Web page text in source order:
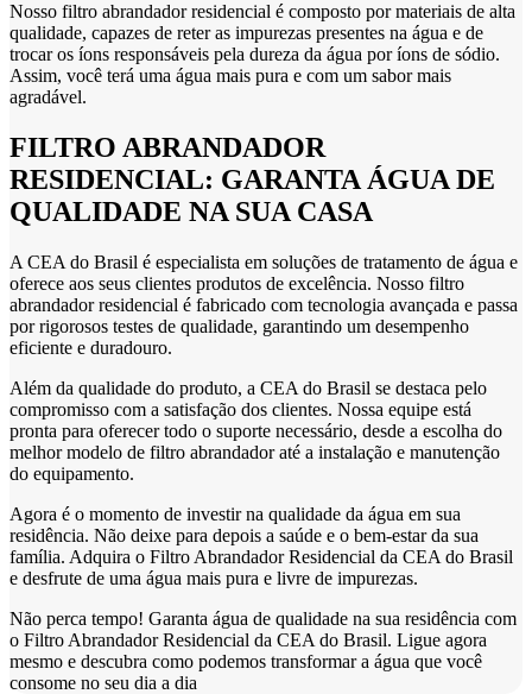
Nosso filtro abrandador residencial é composto por materiais de alta
qualidade, capazes de reter as impurezas presentes na água e de
trocar os íons responsáveis pela dureza da água por íons de sódio.
Assim, você terá uma água mais pura e com um sabor mais
agradável.
FILTRO ABRANDADOR
RESIDENCIAL: GARANTA ÁGUA DE
QUALIDADE NA SUA CASA
A CEA do Brasil é especialista em soluções de tratamento de água e
oferece aos seus clientes produtos de excelência. Nosso filtro
abrandador residencial é fabricado com tecnologia avançada e passa
por rigorosos testes de qualidade, garantindo um desempenho
eficiente e duradouro.
Além da qualidade do produto, a CEA do Brasil se destaca pelo
compromisso com a satisfação dos clientes. Nossa equipe está
pronta para oferecer todo o suporte necessário, desde a escolha do
melhor modelo de filtro abrandador até a instalação e manutenção
do equipamento.
Agora é o momento de investir na qualidade da água em sua
residência. Não deixe para depois a saúde e o bem-estar da sua
família. Adquira o Filtro Abrandador Residencial da CEA do Brasil
e desfrute de uma água mais pura e livre de impurezas.
Não perca tempo! Garanta água de qualidade na sua residência com
o Filtro Abrandador Residencial da CEA do Brasil. Ligue agora
mesmo e descubra como podemos transformar a água que você
consome no seu dia a dia